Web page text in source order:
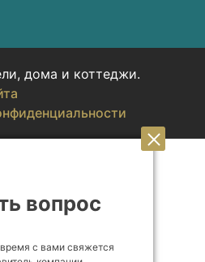
дома и коттеджи.
вопрос
с вами свяжется